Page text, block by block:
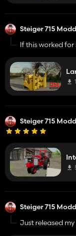
Steiger 715
If this worked
Steiger 715
Steiger 715
Just released